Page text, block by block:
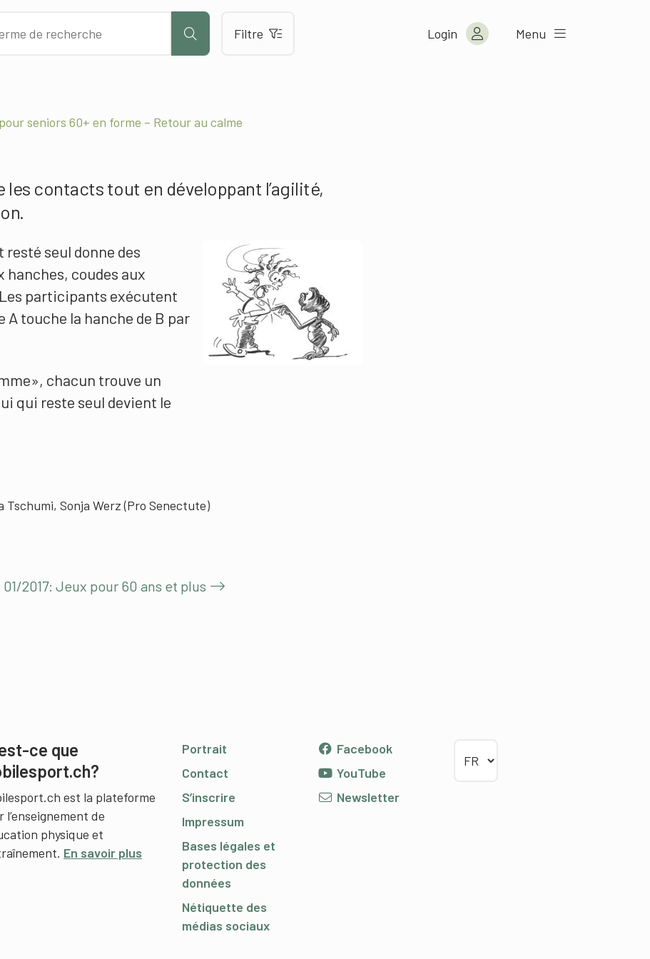
Filtre Login Menu
seniors 60+ en forme – Retour au calme
les contacts tout en développant l’agilité,
seul donne des
hanches, coudes aux
participants exécutent
A touche la hanche de B par
chacun trouve un
qui reste seul devient le
Tschumi, Sonja Werz (Pro Senectute)
2017: Jeux pour 60 ans et plus
ce que
est la plateforme
l’enseignement de
physique et
En savoir plus
Portrait
Contact
S’inscrire
Impressum
Bases légales et
protection des
données
Nétiquette des
médias sociaux
Facebook
YouTube
Newsletter